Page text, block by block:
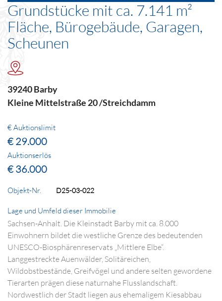
Grundstücke mit ca. 7.141 m²
Fläche, Bürogebäude, Garagen,
Scheunen
39240 Barby
Kleine Mittelstraße 20 /Streichdamm
€ Auktionslimit
€ 29.000
Auktionserlös
€ 36.000
Objekt-Nr. D25-03-022
Lage und Umfeld dieser Immobilie
Sachsen-Anhalt. Die Kleinstadt Barby mit ca. 8.000
Einwohnern bildet die westliche Grenze des bedeutenden
UNESCO-Biosphärenreservats „Mittlere Elbe“.
Langgestreckte Auenwälder, Solitäreichen,
Wildobstbestände, Greifvögel und andere selten gewordene
Tierarten prägen diese naturnahe Flusslandschaft.
Nordwestlich der Stadt liegen aus ehemaligem Kiesabbau